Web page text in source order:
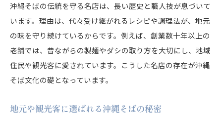
沖縄そばの伝統を守る名店は、長い歴史と職人技が息づいて
います。理由は、代々受け継がれるレシピや調理法が、地元
の味を守り続けているからです。例えば、創業数十年以上の
老舗では、昔ながらの製麺やダシの取り方を大切にし、地域
住民や観光客に愛されています。こうした名店の存在が沖縄
そば文化の礎となっています。
地元や観光客に選ばれる沖縄そばの秘密